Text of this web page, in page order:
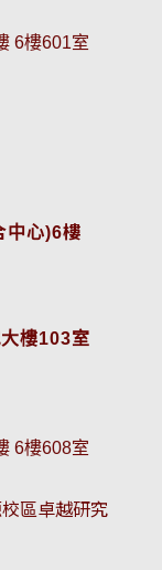
6樓601室
中心)6樓
樓103室
6樓608室
區卓越研究